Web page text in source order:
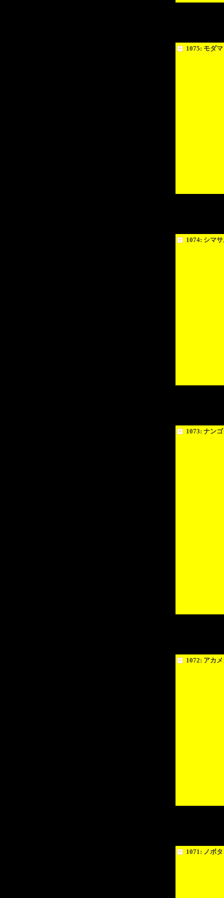
1075: モダマ
1074: シマ
1073: ナン
1072: アカ
1071: ノボ